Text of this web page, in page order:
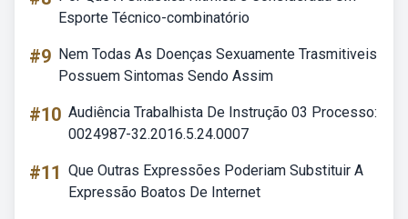
Esporte Técnico-combinatório
#9 Nem Todas As Doenças Sexuamente Trasmitiveis
Possuem Sintomas Sendo Assim
#10 Audiência Trabalhista De Instrução 03 Processo:
0024987-32.2016.5.24.0007
#11 Que Outras Expressões Poderiam Substituir A
Expressão Boatos De Internet